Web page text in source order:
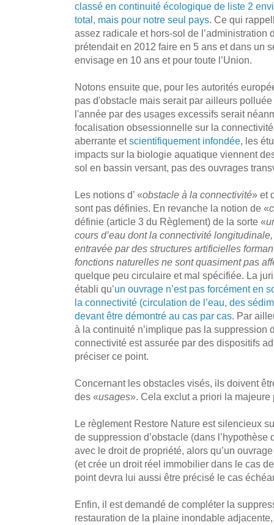
classé en continuité écologique de liste 2
total, mais pour notre seul pays. Ce qui
assez radicale et hors-sol de l’administration
prétendait en 2012 faire en 5 ans et dans un
envisage en 10 ans et pour toute l’Union.
Notons ensuite que, pour les autorités
pas d'obstacle mais serait par ailleurs
l'année par des usages excessifs serait
focalisation obsessionnelle sur la
aberrante etscientifiquement infondée, les
impacts sur la biologie aquatique viennent
sol en bassin versant, pas des ouvrages
Les notions d’ «obstacle à la connectivité» et
sont pas définies. En revanche la notion de «
définie (article 3 du Règlement) de la sorte «
cours d’eau dont la connectivité
entravée par des structures artificielles
fonctions naturelles ne sont quasiment pas
quelque peu circulaire et mal spécifiée. La
établi qu’un ouvrage n’est pas forcément en
la connectivité (circulation de l’eau, des
devant être démontré au cas par cas. Par
à la continuité n’implique pas la suppression
connectivité est assurée par des dispositifs
préciser ce point.
Concernant les obstacles visés, ils doivent
des «usages». Cela exclut a priori la
Le règlement Restore Nature est silencieux
de suppression d’obstacle (dans l’hypothèse
avec le droit de propriété, alors qu’un
(et crée un droit réel immobilier dans le cas
point devra lui aussi être précisé le cas
Enfin, il est demandé de compléter la
restauration de la plaine inondable